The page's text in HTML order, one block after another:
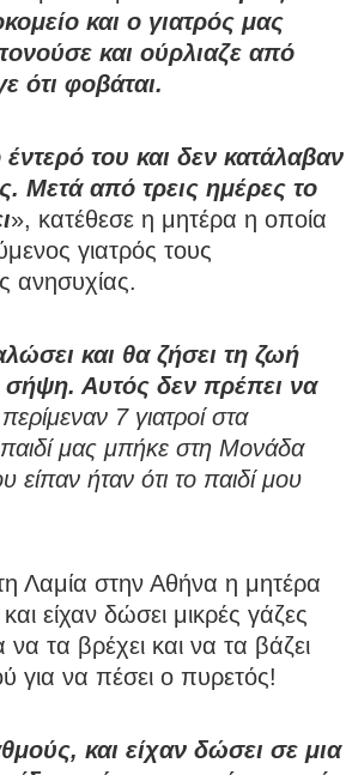
και ο γιατρός μας
και ούρλιαζε από
ότι φοβάται.
του και δεν κατάλαβαν
Μετά από τρεις ημέρες το
», κατέθεσε η μητέρα η οποία
γιατρός τους
ανησυχίας.
και θα ζήσει τη ζωή
σήψη. Αυτός δεν πρέπει να
7 γιατροί στα
παιδί μας μπήκε στη Μονάδα
ήταν ότι το παιδί μου
Λαμία στην Αθήνα η μητέρα
είχαν δώσει μικρές γάζες
να τα βρέχει και να τα βάζει
για να πέσει ο πυρετός!
και είχαν δώσει σε μια